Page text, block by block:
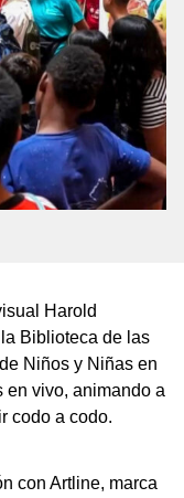
Harold
Biblioteca de las
Niños y Niñas en
en vivo, animando a
codo a codo.
con Artline, marca